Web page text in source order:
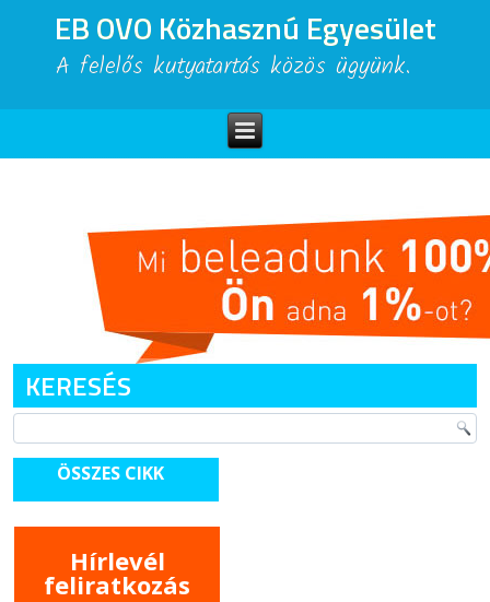
EB OVO Közhasznú Egyesület
A felelős kutyatartás közös ügyünk.
KERESÉS
ÖSSZES CIKK
Hírlevél
feliratkozás